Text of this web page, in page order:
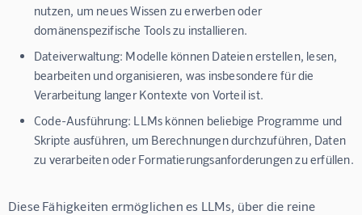
nutzen, um neues Wissen zu erwerben oder
domänenspezifische Tools zu installieren.
Dateiverwaltung: Modelle können Dateien erstellen, lesen,
bearbeiten und organisieren, was insbesondere für die
Verarbeitung langer Kontexte von Vorteil ist.
Code-Ausführung: LLMs können beliebige Programme und
Skripte ausführen, um Berechnungen durchzuführen, Daten
zu verarbeiten oder Formatierungsanforderungen zu erfüllen.
Diese Fähigkeiten ermöglichen es LLMs, über die reine